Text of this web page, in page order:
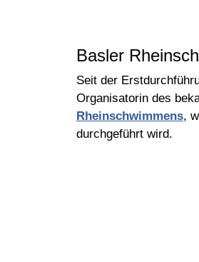
Basler
Seit der
Organisatorin des
Rheinschwimmens,
durchgeführt wird.